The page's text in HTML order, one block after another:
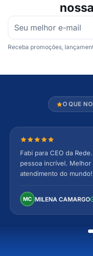
Receba promoções,
O QUE
Nota 5 de 5 estrelas
Fabi para CEO da
pessoa incrível. Melhor
atendimento do mundo!
MC MILENA CAMARGO